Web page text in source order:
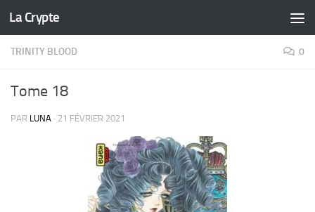
Skip to content
La Crypte
TRINITY BLOOD 0
Tome 18
PAR LUNA · 21 FÉVRIER 2021